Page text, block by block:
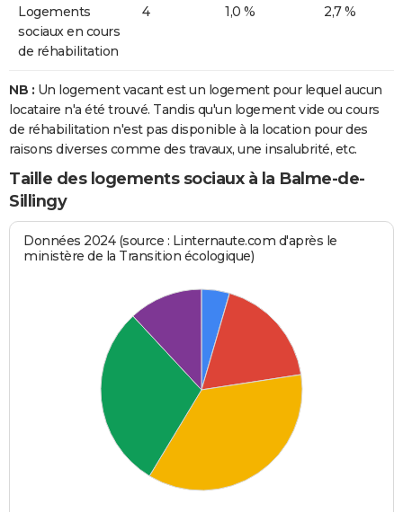
Logements
sociaux en cours
de réhabilitation
4 1,0 % 2,7 %
NB : Un logement vacant est un logement pour lequel aucun
locataire n'a été trouvé. Tandis qu'un logement vide ou cours
de réhabilitation n'est pas disponible à la location pour des
raisons diverses comme des travaux, une insalubrité, etc.
Taille des logements sociaux à la Balme-de-
Sillingy
Données 2024 (source : Linternaute.com d'après le
ministère de la Transition écologique)